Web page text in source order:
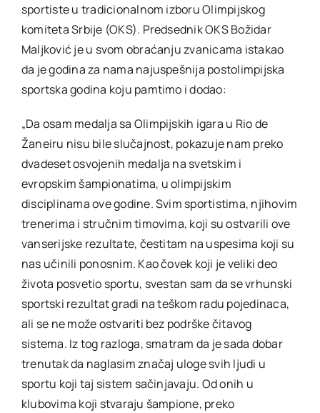
sportiste u tradicionalnom izboru Olimpijskog
komiteta Srbije (OKS). Predsednik OKS Božidar
Maljković je u svom obraćanju zvanicama istakao
da je godina za nama najuspešnija postolimpijska
sportska godina koju pamtimo i dodao:
„Da osam medalja sa Olimpijskih igara u Rio de
Žaneiru nisu bile slučajnost, pokazuje nam preko
dvadeset osvojenih medalja na svetskim i
evropskim šampionatima, u olimpijskim
disciplinama ove godine. Svim sportistima, njihovim
trenerima i stručnim timovima, koji su ostvarili ove
vanserijske rezultate, čestitam na uspesima koji su
nas učinili ponosnim. Kao čovek koji je veliki deo
života posvetio sportu, svestan sam da se vrhunski
sportski rezultat gradi na teškom radu pojedinaca,
ali se ne može ostvariti bez podrške čitavog
sistema. Iz tog razloga, smatram da je sada dobar
trenutak da naglasim značaj uloge svih ljudi u
sportu koji taj sistem sačinjavaju. Od onih u
klubovima koji stvaraju šampione, preko